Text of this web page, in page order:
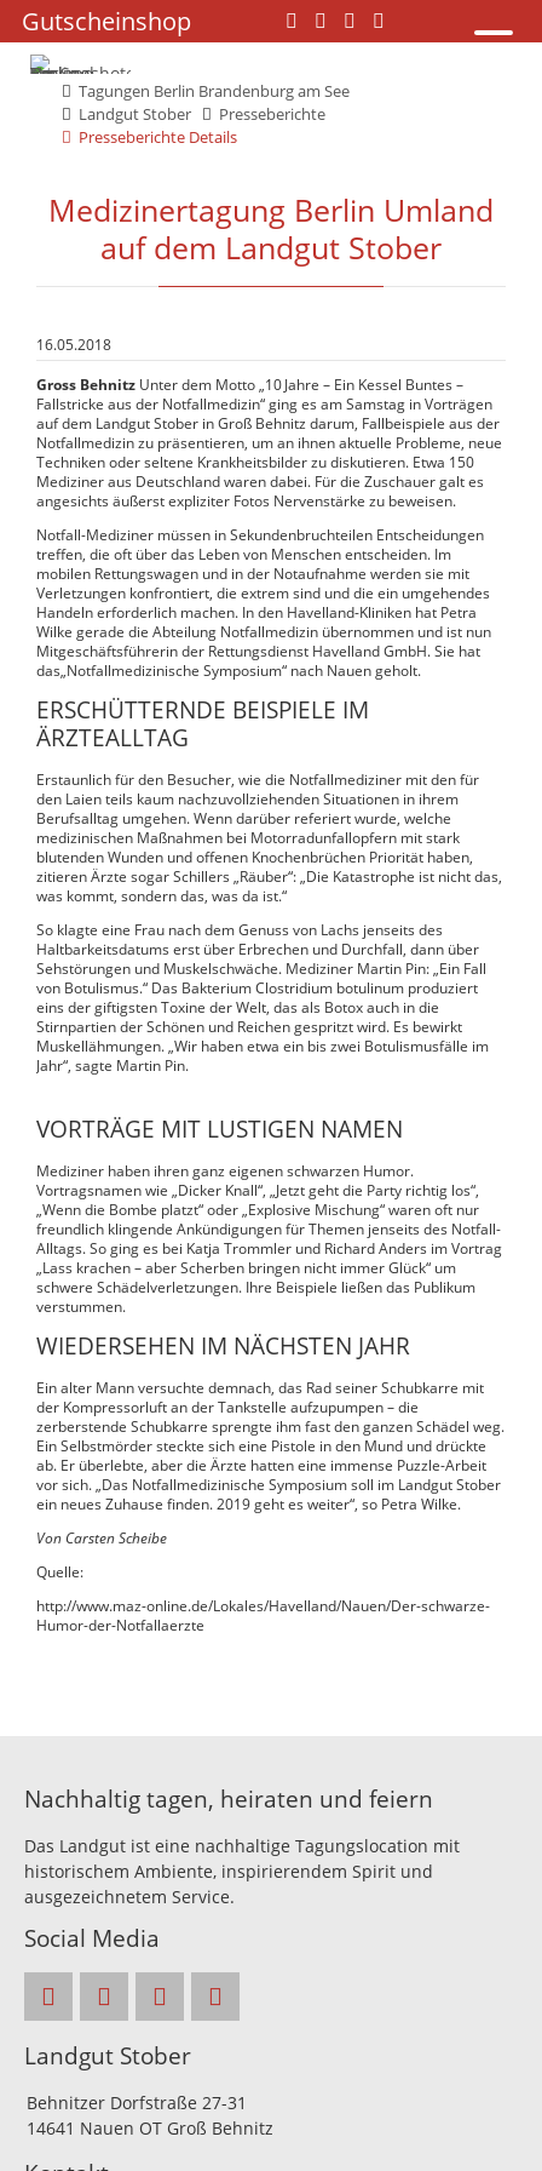
Navigation
überspringen
Gutscheinshop
Navigation
überspringen
Tagungen Berlin Brandenburg am See
Landgut Stober
Presseberichte
Presseberichte Details
Medizinertagung Berlin Umland
auf dem Landgut Stober
16.05.2018
Gross Behnitz Unter dem Motto „10 Jahre – Ein Kessel Buntes –
Fallstricke aus der Notfallmedizin“ ging es am Samstag in Vorträgen
auf dem Landgut Stober in Groß Behnitz darum, Fallbeispiele aus der
Notfallmedizin zu präsentieren, um an ihnen aktuelle Probleme, neue
Techniken oder seltene Krankheitsbilder zu diskutieren. Etwa 150
Mediziner aus Deutschland waren dabei. Für die Zuschauer galt es
angesichts äußerst expliziter Fotos Nervenstärke zu beweisen.
Notfall-Mediziner müssen in Sekundenbruchteilen Entscheidungen
treffen, die oft über das Leben von Menschen entscheiden. Im
mobilen Rettungswagen und in der Notaufnahme werden sie mit
Verletzungen konfrontiert, die extrem sind und die ein umgehendes
Handeln erforderlich machen. In den Havelland-Kliniken hat Petra
Wilke gerade die Abteilung Notfallmedizin übernommen und ist nun
Mitgeschäftsführerin der Rettungsdienst Havelland GmbH. Sie hat
das„Notfallmedizinische Symposium“ nach Nauen geholt.
ERSCHÜTTERNDE BEISPIELE IM
ÄRZTEALLTAG
Erstaunlich für den Besucher, wie die Notfallmediziner mit den für
den Laien teils kaum nachzuvollziehenden Situationen in ihrem
Berufsalltag umgehen. Wenn darüber referiert wurde, welche
medizinischen Maßnahmen bei Motorradunfallopfern mit stark
blutenden Wunden und offenen Knochenbrüchen Priorität haben,
zitieren Ärzte sogar Schillers „Räuber“: „Die Katastrophe ist nicht das,
was kommt, sondern das, was da ist.“
So klagte eine Frau nach dem Genuss von Lachs jenseits des
Haltbarkeitsdatums erst über Erbrechen und Durchfall, dann über
Sehstörungen und Muskelschwäche. Mediziner Martin Pin: „Ein Fall
von Botulismus.“ Das Bakterium Clostridium botulinum produziert
eins der giftigsten Toxine der Welt, das als Botox auch in die
Stirnpartien der Schönen und Reichen gespritzt wird. Es bewirkt
Muskellähmungen. „Wir haben etwa ein bis zwei Botulismusfälle im
Jahr“, sagte Martin Pin.
VORTRÄGE MIT LUSTIGEN NAMEN
Mediziner haben ihren ganz eigenen schwarzen Humor.
Vortragsnamen wie „Dicker Knall“, „Jetzt geht die Party richtig los“,
„Wenn die Bombe platzt“ oder „Explosive Mischung“ waren oft nur
freundlich klingende Ankündigungen für Themen jenseits des Notfall-
Alltags. So ging es bei Katja Trommler und Richard Anders im Vortrag
„Lass krachen – aber Scherben bringen nicht immer Glück“ um
schwere Schädelverletzungen. Ihre Beispiele ließen das Publikum
verstummen.
WIEDERSEHEN IM NÄCHSTEN JAHR
Ein alter Mann versuchte demnach, das Rad seiner Schubkarre mit
der Kompressorluft an der Tankstelle aufzupumpen – die
zerberstende Schubkarre sprengte ihm fast den ganzen Schädel weg.
Ein Selbstmörder steckte sich eine Pistole in den Mund und drückte
ab. Er überlebte, aber die Ärzte hatten eine immense Puzzle-Arbeit
vor sich. „Das Notfallmedizinische Symposium soll im Landgut Stober
ein neues Zuhause finden. 2019 geht es weiter“, so Petra Wilke.
Von Carsten Scheibe
Quelle:
http://www.maz-online.de/Lokales/Havelland/Nauen/Der-schwarze-
Humor-der-Notfallaerzte
Nachhaltig tagen, heiraten und feiern
Das Landgut ist eine nachhaltige Tagungslocation mit
historischem Ambiente, inspirierendem Spirit und
ausgezeichnetem Service.
Social Media
Landgut Stober
Behnitzer Dorfstraße 27-31
14641 Nauen OT Groß Behnitz